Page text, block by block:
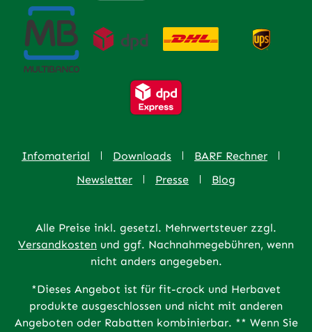
Infomaterial Downloads
BARF Rechner
Newsletter
Presse Blog
Alle Preise inkl. gesetzl. Mehrwertsteuer zzgl.
Versandkosten und ggf. Nachnahmegebühren, wenn
nicht anders angegeben.
*Dieses Angebot ist für fit-crock und Herbavet
produkte ausgeschlossen und nicht mit anderen
Angeboten oder Rabatten kombinierbar. ** Wenn Sie